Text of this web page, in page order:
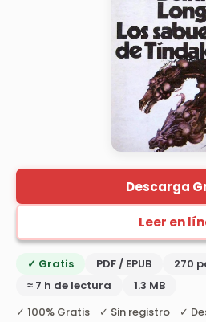
Descarga
Leer en
✓ Gratis PDF / EPUB
270
≈ 7 h de lectura
1.3 MB
✓ 100% Gratis ✓ Sin registro ✓